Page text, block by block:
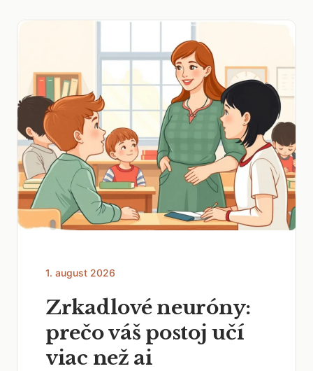
1. august 2026
Zrkadlové neuróny:
prečo váš postoj učí
viac než ai